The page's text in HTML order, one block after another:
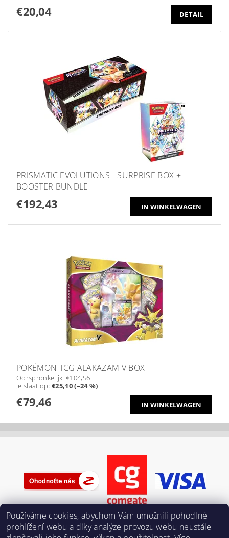
€20,04 DETAIL
PRISMATIC EVOLUTIONS - SURPRISE BOX +
BOOSTER BUNDLE
€192,43
POKÉMON TCG ALAKAZAM V BOX
Oorspronkelijk:€104,56
Je slaat op:€25,10 (–24 %)
€79,46
Používáme cookies, abychom Vám umožnili pohodlné
prohlížení webu a díky analýze provozu webu neustále